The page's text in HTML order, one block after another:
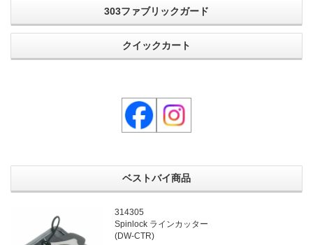
303ファブリックガード
クイックカート
ベストバイ商品
314305
Spinlock ラインカッター
(DW-CTR)